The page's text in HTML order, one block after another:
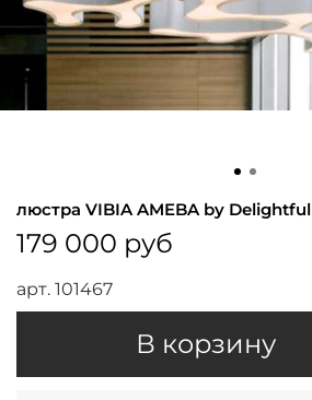
арт. 101467
люстра VIBIA AMEBA by Delightful
179 000 руб
В корзину